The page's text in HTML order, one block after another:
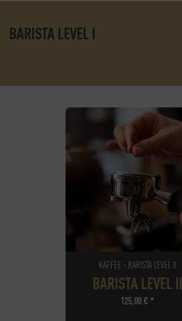
BARISTA LEVEL I
KAFFEE - BARISTA LEVEL II
BARISTA LEVEL II
125,00€ *